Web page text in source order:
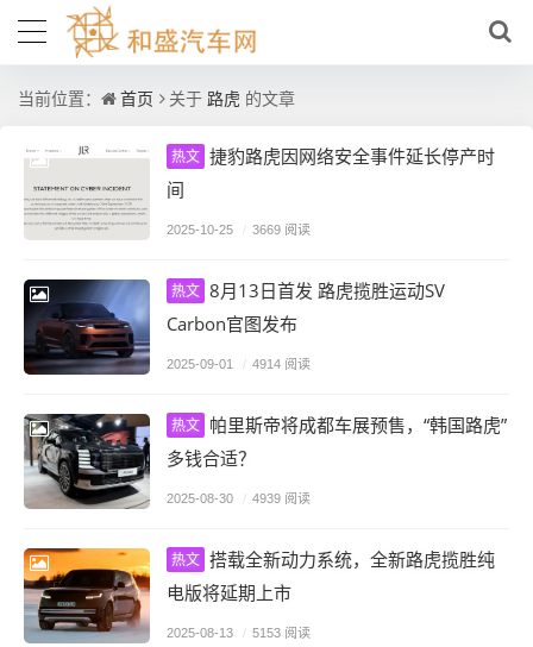
当前位置： 首页 关于 路虎 的文章
热文 捷豹路虎因网络安全事件延长停产时
间
2025-10-25 / 3669 阅读
热文 8月13日首发 路虎揽胜运动SV
Carbon官图发布
2025-09-01 / 4914 阅读
热文 帕里斯帝将成都车展预售，“韩国路虎”
多钱合适？
2025-08-30 / 4939 阅读
热文 搭载全新动力系统，全新路虎揽胜纯
电版将延期上市
2025-08-13 / 5153 阅读